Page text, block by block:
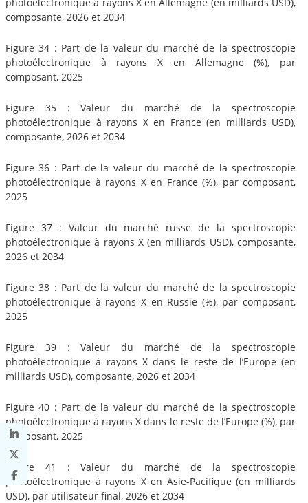
composante, 2026 et 2034
Figure 34 : Part de la valeur du marché de la spectroscopie
photoélectronique à rayons X en Allemagne (%), par
composant, 2025
Figure 35 : Valeur du marché de la spectroscopie
photoélectronique à rayons X en France (en milliards USD),
composante, 2026 et 2034
Figure 36 : Part de la valeur du marché de la spectroscopie
photoélectronique à rayons X en France (%), par composant,
2025
Figure 37 : Valeur du marché russe de la spectroscopie
photoélectronique à rayons X (en milliards USD), composante,
2026 et 2034
Figure 38 : Part de la valeur du marché de la spectroscopie
photoélectronique à rayons X en Russie (%), par composant,
2025
Figure 39 : Valeur du marché de la spectroscopie
photoélectronique à rayons X dans le reste de l’Europe (en
milliards USD), composante, 2026 et 2034
Figure 40 : Part de la valeur du marché de la spectroscopie
photoélectronique à rayons X dans le reste de l’Europe (%), par
composant, 2025
Figure 41 : Valeur du marché de la spectroscopie
photoélectronique à rayons X en Asie-Pacifique (en milliards
USD), par utilisateur final, 2026 et 2034